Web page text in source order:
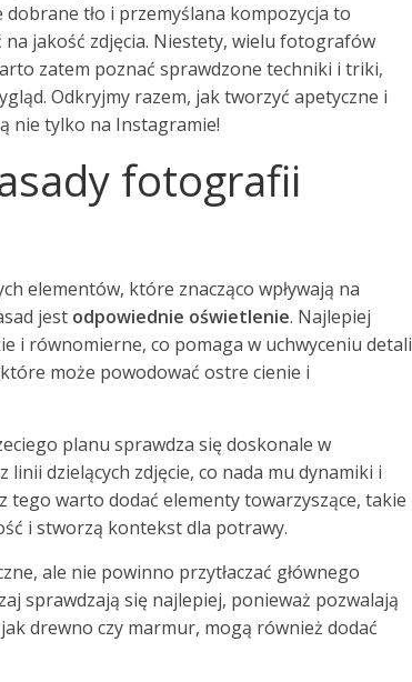
tło i przemyślana kompozycja to
jakość zdjęcia. Niestety, wielu fotografów
zatem poznać sprawdzone techniki i triki,
Odkryjmy razem, jak tworzyć apetyczne i
nie tylko na Instagramie!
fotografii
elementów, które znacząco wpływają na
jest odpowiednie oświetlenie. Najlepiej
i równomierne, co pomaga w uchwyceniu detali
może powodować ostre cienie i
planu sprawdza się doskonale w
dzielących zdjęcie, co nada mu dynamiki i
tego warto dodać elementy towarzyszące, takie
i stworzą kontekst dla potrawy.
ale nie powinno przytłaczać głównego
sprawdzają się najlepiej, ponieważ pozwalają
drewno czy marmur, mogą również dodać